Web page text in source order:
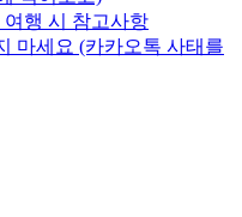
어
떤
걸
행 시 참고사항
마세요 (카카오톡 사태를